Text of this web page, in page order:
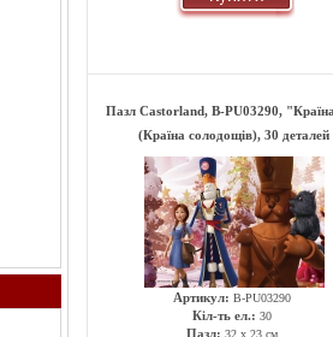
Пазл Castorland, B-РU03290,
(Країна солодощів), 30 деталей
Артикул: B-РU03290
Кіл-ть ел.: 30
Пазл: 32 x 23 см